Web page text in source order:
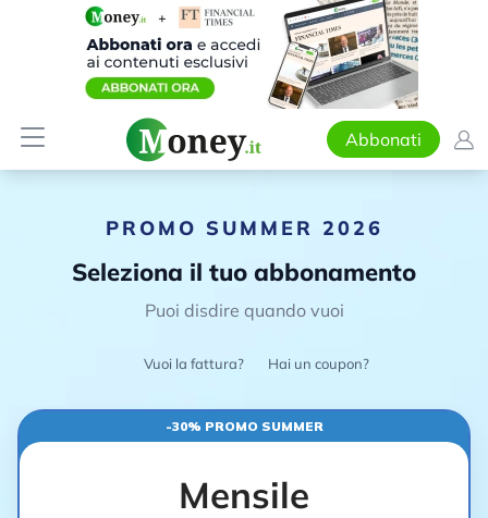
Abbonati
PROMO SUMMER 2026
Seleziona il tuo abbonamento
Puoi disdire quando vuoi
Vuoi la fattura? Hai un coupon?
-30% PROMO SUMMER
Mensile